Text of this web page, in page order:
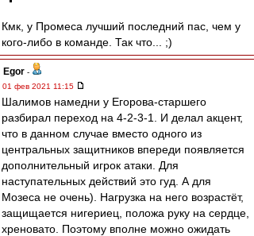
Кмк, у Промеса лучший последний пас, чем у
кого-либо в команде. Так что... ;)
Egor -
01 фев 2021 11:15
Шалимов намедни у Егорова-старшего
разбирал переход на 4-2-3-1. И делал акцент,
что в данном случае вместо одного из
центральных защитников впереди появляется
дополнительный игрок атаки. Для
наступательных действий это гуд. А для
Мозеса не очень). Нагрузка на него возрастёт,
защищается нигериец, положа руку на сердце,
хреновато. Поэтому вполне можно ожидать